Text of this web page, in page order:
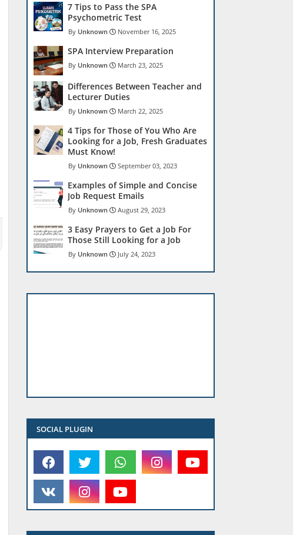
7 Tips to Pass the SPA
Psychometric Test
Unknown November 16, 2025
SPA Interview Preparation
Unknown March 23, 2025
Differences Between Teacher and
Lecturer Duties
Unknown March 22, 2025
4 Tips for Those of You Who Are
Looking for a Job, Fresh Graduates
Must Know!
Unknown September 03, 2023
Examples of Simple and Concise
Job Request Emails
Unknown August 29, 2023
3 Easy Prayers to Get a Job For
Those Still Looking for a Job
Unknown July 24, 2023
SOCIAL PLUGIN